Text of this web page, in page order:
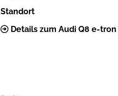
Standort
Details zum Audi Q8 e-